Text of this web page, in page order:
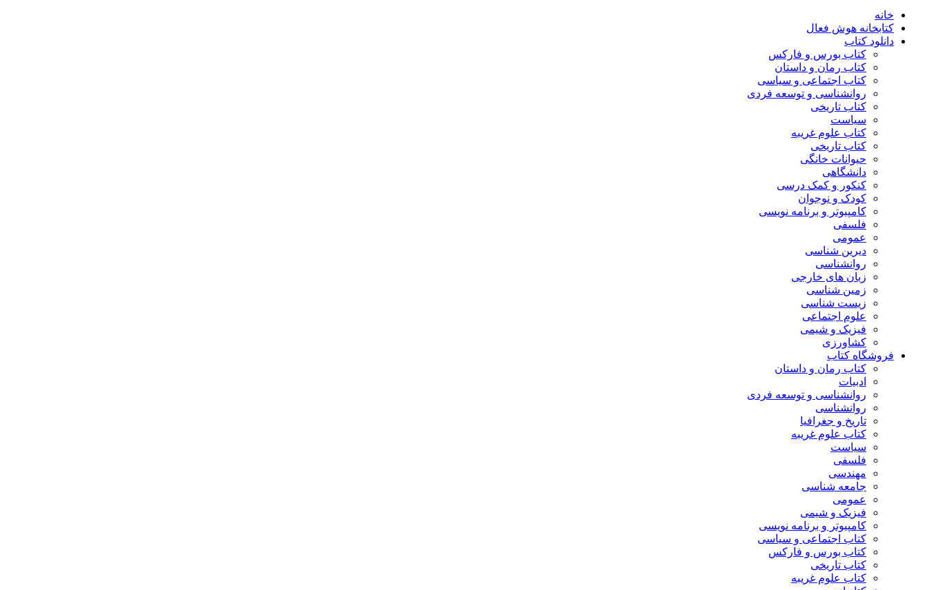
خانه
کتابخانه هوش فعال
دانلود کتاب
کتاب بورس و فارکس
کتاب رمان و داستان
کتاب اجتماعی و سیاسی
روانشناسی و توسعه فردی
کتاب تاریخی
سیاست
کتاب علوم غریبه
کتاب تاریخی
حیوانات خانگی
دانشگاهی
کنکور و کمک‌ درسی
کودک و نوجوان
کامپیوتر و برنامه نویسی
فلسفی
عمومی
دیرین شناسی
روانشناسی
زبان های خارجی
زمین شناسی
زیست شناسی
علوم اجتماعی
فیزیک و شیمی
کشاورزی
فروشگاه کتاب
کتاب رمان و داستان
ادبیات
روانشناسی و توسعه فردی
روانشناسی
تاریخ و جغرافیا
کتاب علوم غریبه
سیاست
فلسفی
مهندسی
جامعه شناسی
عمومی
فیزیک و شیمی
کامپیوتر و برنامه نویسی
کتاب اجتماعی و سیاسی
کتاب بورس و فارکس
کتاب تاریخی
کتاب علوم غریبه